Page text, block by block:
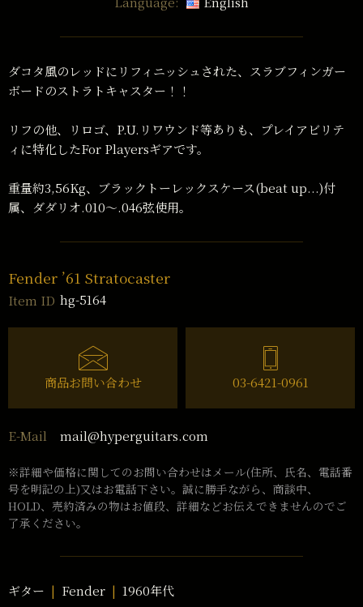
ダコタ風のレッドにリフィニッシュされた、スラブフィンガー
ボードのストラトキャスター！！
リフの他、リロゴ、P.U.リワウンド等ありも、プレイアビリテ
ィに特化したFor Playersギアです。
重量約3,56Kg、ブラックトーレックスケース(beat up...)付
属、ダダリオ.010〜.046弦使用。
Fender ’61 Stratocaster
Item ID hg-5164
商品お問い合わせ 03-6421-0961
E-Mail mail@hyperguitars.com
※詳細や価格に関してのお問い合わせはメール(住所、氏名、電話番
号を明記の上)又はお電話下さい。誠に勝手ながら、商談中、
HOLD、売約済みの物はお値段、詳細などお伝えできませんのでご
了承ください。
ギター Fender 1960年代